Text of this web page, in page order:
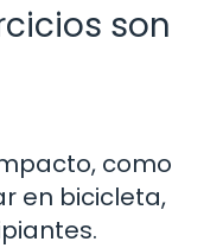
son
como
en bicicleta,